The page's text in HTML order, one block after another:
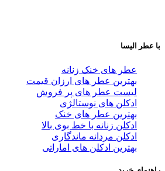
با عطر الیسا
عطر های خنک زنانه
بهترین عطر های ارزان قیمت
لیست عطر های پر فروش
ادکلن های نوستالژی
بهترین عطر های خنک
ادکلن زنانه با خط بوی بالا
ادکلن مردانه ماندگاری
بهترین ادکلن های اماراتی